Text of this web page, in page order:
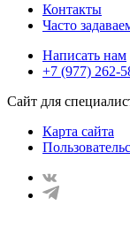
Контакты
Часто
Написать нам
+7 (977) 262-
Сайт для
Карта сайта